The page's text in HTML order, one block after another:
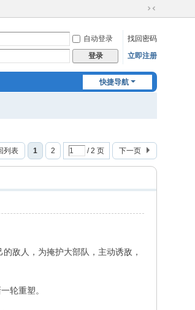
切
到
窄
自动登录
找回密码
登录 立即注册
快捷导航
1 2 / 2 页 下一页
列表
敌人，为掩护大部队，主动诱敌，
轮重塑。